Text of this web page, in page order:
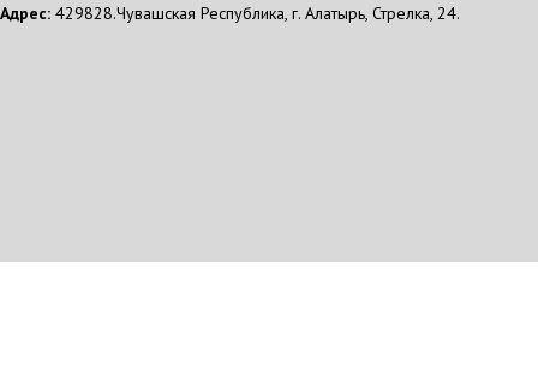
Адрес: 429828.Чувашская Республика, г. Алатырь, Стрелка, 24.